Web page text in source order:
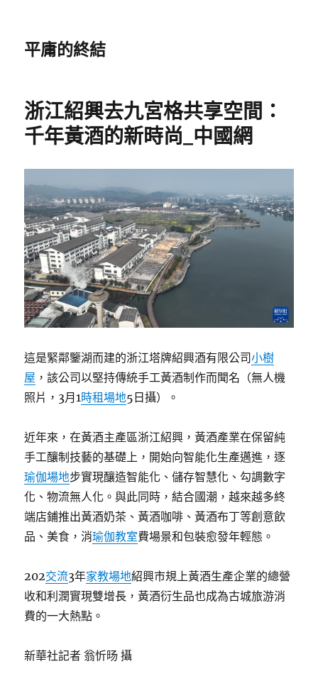
平庸的終結
浙江紹興去九宮格共享空間：
千年黃酒的新時尚_中國網
這是緊鄰鑒湖而建的浙江塔牌紹興酒有限公司小樹
屋 ，該公司以堅持傳統手工黃酒制作而聞名（無人機
照片，3月1時租場地5日攝）。
近年來，在黃酒主產區浙江紹興，黃酒產業在保留純
手工釀制技藝的基礎上，開始向智能化生產邁進，逐
瑜伽場地步實現釀造智能化、儲存智慧化、勾調數字
化、物流無人化。與此同時，結合國潮，越來越多終
端店鋪推出黃酒奶茶、黃酒咖啡、黃酒布丁等創意飲
品、美食，消瑜伽教室費場景和包裝愈發年輕態。
202交流3年家教場地紹興市規上黃酒生產企業的總營
收和利潤實現雙增長，黃酒衍生品也成為古城旅游消
費的一大熱點。
新華社記者 翁忻旸 攝